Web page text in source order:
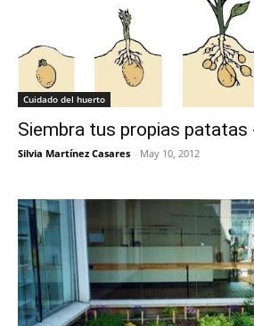
Cuidado del huerto
Siembra tus propias patatas
Silvia Martínez Casares - May 10, 2012